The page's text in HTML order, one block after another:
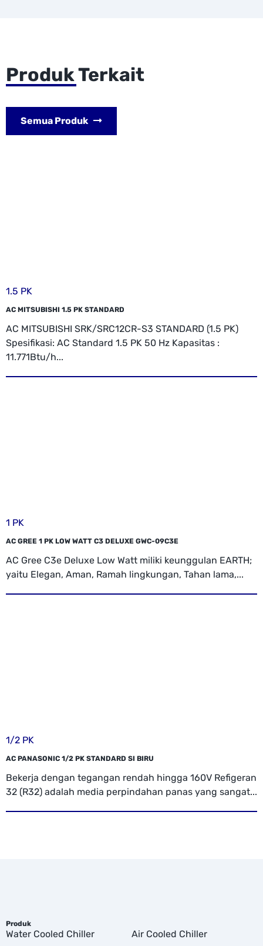
Produk Terkait
Semua Produk
1.5 PK
AC MITSUBISHI 1.5 PK STANDARD
AC MITSUBISHI SRK/SRC12CR-S3 STANDARD (1.5 PK)
Spesifikasi: AC Standard 1.5 PK 50 Hz Kapasitas :
11.771Btu/h...
1 PK
AC GREE 1 PK LOW WATT C3 DELUXE GWC-09C3E
AC Gree C3e Deluxe Low Watt miliki keunggulan EARTH;
yaitu Elegan, Aman, Ramah lingkungan, Tahan lama,...
1/2 PK
AC PANASONIC 1/2 PK STANDARD SI BIRU
Bekerja dengan tegangan rendah hingga 160V Refigeran
32 (R32) adalah media perpindahan panas yang sangat...
Produk
Water Cooled Chiller
Air Cooled Chiller